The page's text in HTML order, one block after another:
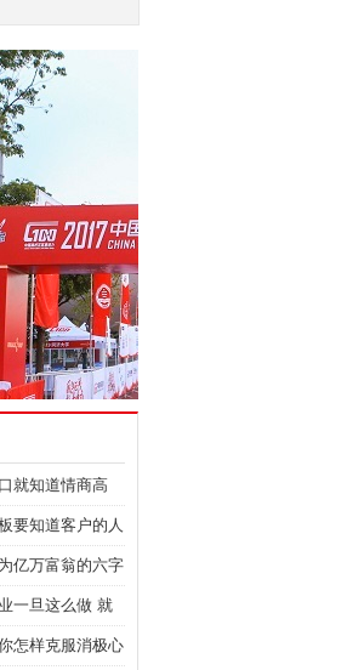
就知道情商高
要知道客户的人
亿万富翁的六字
一旦这么做 就
怎样克服消极心